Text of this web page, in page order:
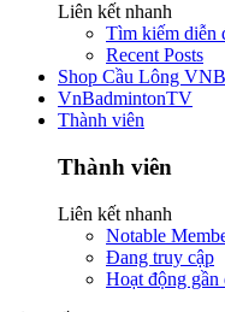
Liên kết nhanh
Tìm kiếm diễn
Recent Posts
Shop Cầu Lông VNB
VnBadmintonTV
Thành viên
Thành viên
Liên kết nhanh
Notable
Đang truy cập
Hoạt động gần